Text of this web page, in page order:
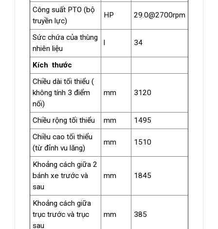
Công suất PTO (bộ
truyền lực)
HP 29.0@2700rpm
Sức chứa của thùng
nhiên liệu
l 34
Kích thước
Chiều dài tối thiểu (
không tính 3 điểm
nối)
mm 3120
Chiều rộng tối thiểu mm
1495
Chiều cao tối thiểu
(từ đỉnh vu lăng)
mm 1510
Khoảng cách giữa 2
bánh xe trước và
sau
mm 1845
Khoảng cách giữa
trục trước và trục
sau
mm 385